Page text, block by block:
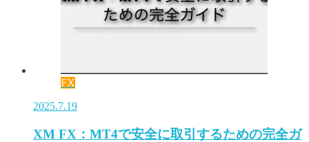
FX
2025.7.19
XM FX：MT4で安全に取引するための完全ガ